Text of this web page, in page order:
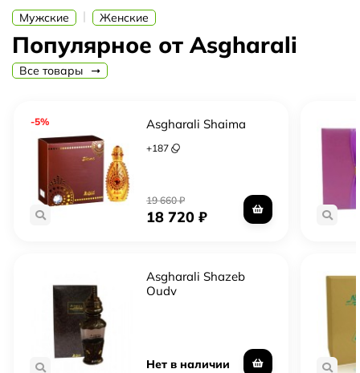
парфюмами, которые воплощают в себе элегантность и
роскошь.
Мужские | Женские
Популярное от Asgharali
Все товары
-5% Asgharali Shaima
+187
19 660₽
18 720₽
Asgharali Shazeb
Oudy
Нет в наличии